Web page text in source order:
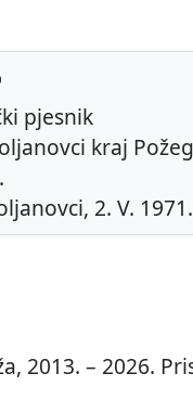
pjesnik
kraj
2. V. 1971.
2013. – 2026.